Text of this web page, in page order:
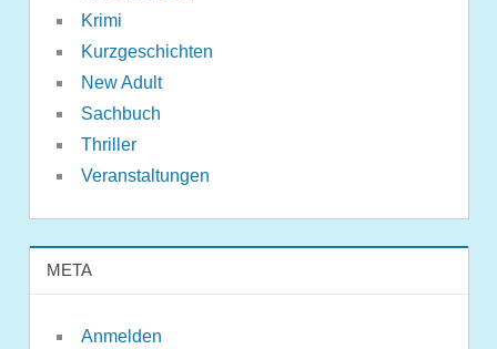
Krimi
Kurzgeschichten
New Adult
Sachbuch
Thriller
Veranstaltungen
META
Anmelden